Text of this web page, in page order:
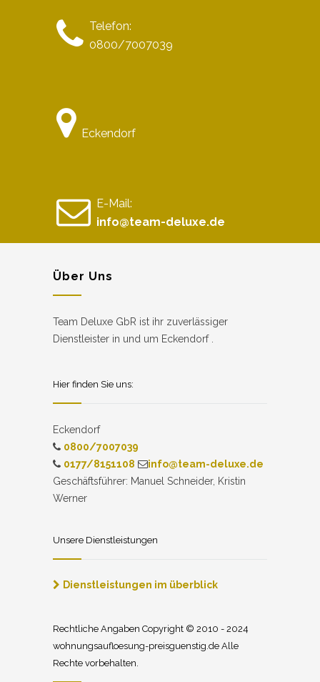
Telefon:
0800/7007039
Eckendorf
E-Mail:
info@team-deluxe.de
Über Uns
Team Deluxe GbR ist ihr zuverlässiger
Dienstleister in und um Eckendorf .
Hier finden Sie uns:
Eckendorf
0800/7007039
0177/8151108
info@team-deluxe.de
Geschäftsführer: Manuel Schneider, Kristin
Werner
Unsere Dienstleistungen
Dienstleistungen im überblick
Rechtliche Angaben Copyright © 2010 - 2024
wohnungsaufloesung-preisguenstig.de Alle
Rechte vorbehalten.